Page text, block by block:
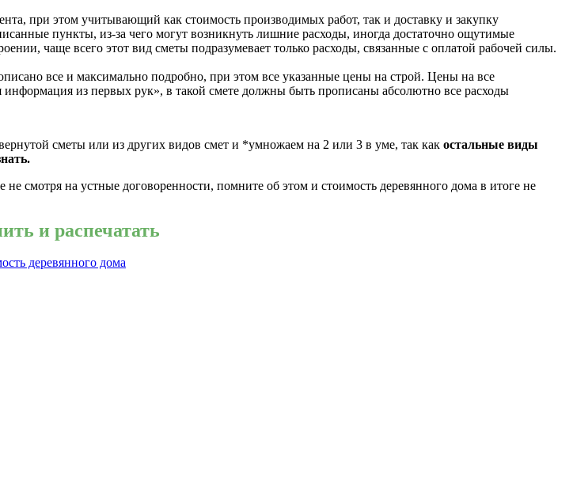
при этом учитывающий как стоимость производимых работ, так и доставку и закупку
пункты, из-за чего могут возникнуть лишние расходы, иногда достаточно ощутимые
чаще всего этот вид сметы подразумевает только расходы, связанные с оплатой рабочей силы.
все и максимально подробно, при этом все указанные цены на строй. Цены на все
из первых рук», в такой смете должны быть прописаны абсолютно все расходы
сметы или из других видов смет и *умножаем на 2 или 3 в уме, так как остальные виды
не смотря на устные договоренности, помните об этом и стоимость деревянного дома в итоге не
и распечатать
деревянного дома